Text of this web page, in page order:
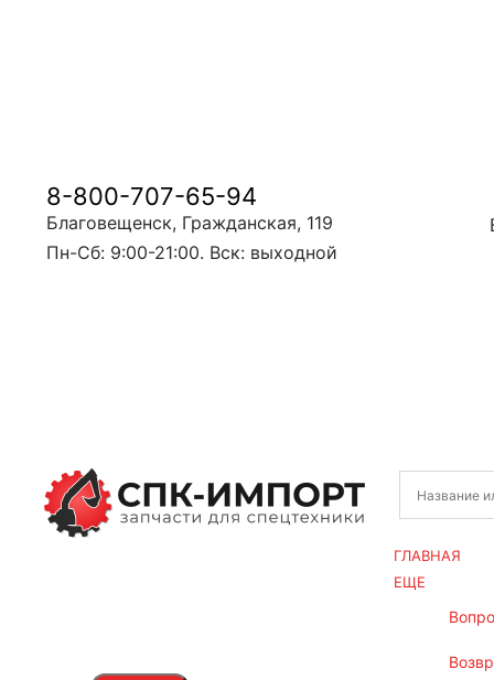
8-800-707-65-94
Благовещенск, Гражданская, 119
Пн-Сб: 9:00-21:00. Вск: выходной
ГЛАВНАЯ
ЕЩЕ